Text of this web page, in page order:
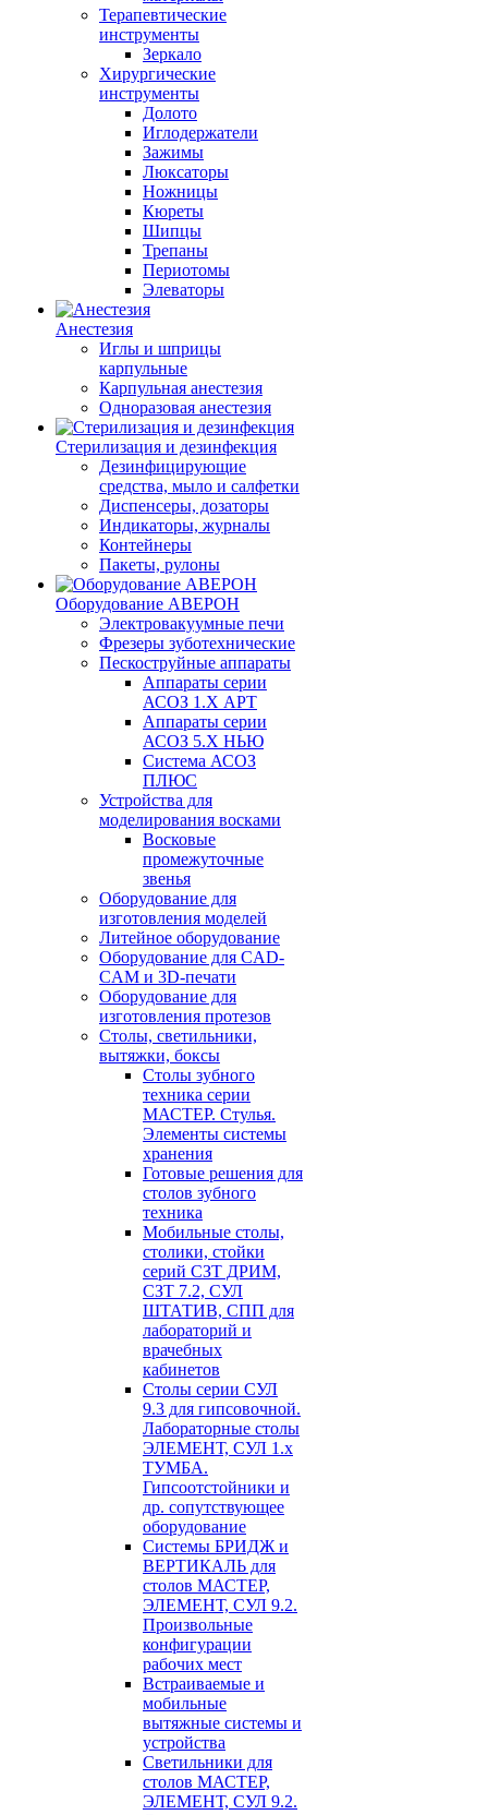
Терапевтические
инструменты
Зеркало
Хирургические
инструменты
Долото
Иглодержатели
Зажимы
Люксаторы
Ножницы
Кюреты
Шипцы
Трепаны
Периотомы
Элеваторы
Анестезия
Иглы и шприцы
карпульные
Карпульная анестезия
Одноразовая анестезия
Стерилизация и дезинфекция
Дезинфицирующие
средства, мыло и салфетки
Диспенсеры, дозаторы
Индикаторы, журналы
Контейнеры
Пакеты, рулоны
Оборудование АВЕРОН
Электровакуумные печи
Фрезеры зуботехнические
Пескоструйные аппараты
Аппараты серии
АСОЗ 1.Х АРТ
Аппараты серии
АСОЗ 5.Х НЬЮ
Система АСОЗ
ПЛЮС
Устройства для
моделирования восками
Восковые
промежуточные
звенья
Оборудование для
изготовления моделей
Литейное оборудование
Оборудование для CAD-
CAM и 3D-печати
Оборудование для
изготовления протезов
Cтолы, светильники,
вытяжки, боксы
Столы зубного
техника серии
МАСТЕР. Стулья.
Элементы системы
хранения
Готовые решения для
столов зубного
техника
Мобильные столы,
столики, стойки
серий СЗТ ДРИМ,
СЗТ 7.2, СУЛ
ШТАТИВ, СПП для
лабораторий и
врачебных
кабинетов
Столы серии СУЛ
9.3 для гипсовочной.
Лабораторные столы
ЭЛЕМЕНТ, СУЛ 1.х
ТУМБА.
Гипсоотстойники и
др. сопутствующее
оборудование
Системы БРИДЖ и
ВЕРТИКАЛЬ для
столов МАСТЕР,
ЭЛЕМЕНТ, СУЛ 9.2.
Произвольные
конфигурации
рабочих мест
Встраиваемые и
мобильные
вытяжные системы и
устройства
Светильники для
столов МАСТЕР,
ЭЛЕМЕНТ, СУЛ 9.2.